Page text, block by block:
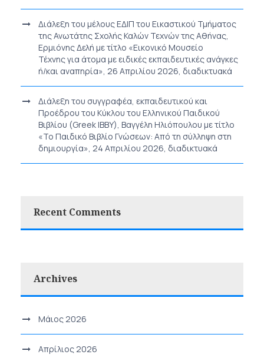
Διάλεξη του μέλους ΕΔΙΠ του Εικαστικού Τμήματος
της Ανωτάτης Σχολής Καλών Τεχνών της Αθήνας,
Ερμιόνης Δελή με τίτλο «Εικονικό Μουσείο
Τέχνης για άτομα με ειδικές εκπαιδευτικές ανάγκες
ή/και αναπηρία», 26 Απριλίου 2026, διαδικτυακά
Διάλεξη του συγγραφέα, εκπαιδευτικού και
Προέδρου του Κύκλου του Ελληνικού Παιδικού
Βιβλίου (Greek IBBY), Βαγγέλη Ηλιόπουλου με τίτλο
«Το Παιδικό Βιβλίο Γνώσεων: Από τη σύλληψη στη
δημιουργία», 24 Απριλίου 2026, διαδικτυακά
Recent Comments
Archives
Μάιος 2026
Απρίλιος 2026